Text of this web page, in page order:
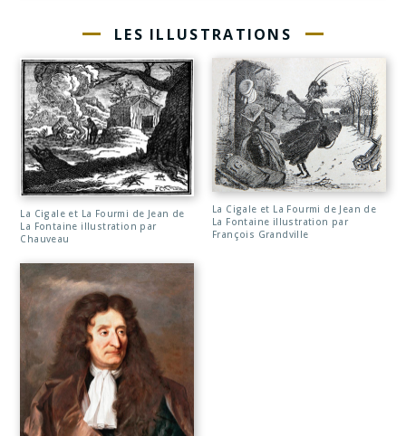
LES ILLUSTRATIONS
La Cigale et La Fourmi de Jean de
La Fontaine illustration par
Chauveau
La Cigale et La Fourmi de Jean de
La Fontaine illustration par
François Grandville